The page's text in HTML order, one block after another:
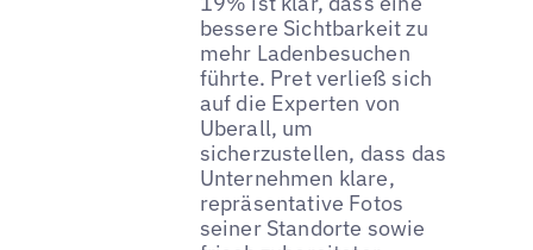
bessere Sichtbarkeit zu
mehr Ladenbesuchen
führte. Pret verließ sich
auf die Experten von
Uberall, um
sicherzustellen, dass das
Unternehmen klare,
repräsentative Fotos
seiner Standorte sowie